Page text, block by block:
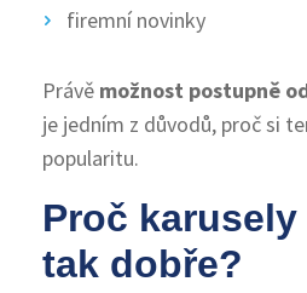
firemní novinky
Právě možnost postupně
je jedním z důvodů, proč si
popularitu.
Proč
tak dobře?